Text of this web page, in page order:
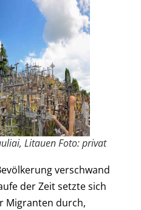
Litauen Foto: privat
verschwand
der Zeit setzte sich
Migranten durch,